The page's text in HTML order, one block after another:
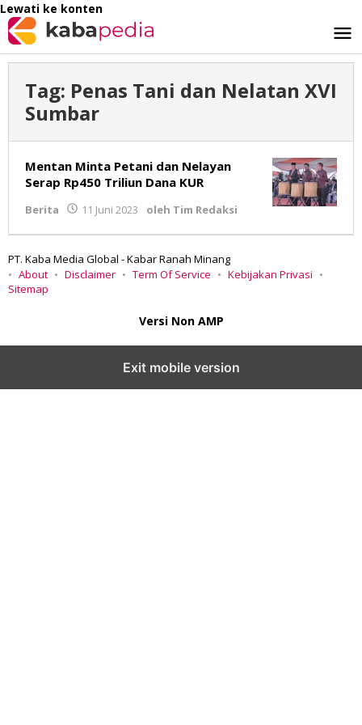
Lewati ke konten
Tag: Penas Tani dan Nelatan XVI
Sumbar
Mentan Minta Petani dan Nelayan
Serap Rp450 Triliun Dana KUR
Berita 11 Juni 2023 oleh Tim Redaksi
PT. Kaba Media Global - Kabar Ranah Minang
About
Disclaimer Term Of Service
Kebijakan Privasi
Sitemap
Versi Non AMP
Exit mobile version